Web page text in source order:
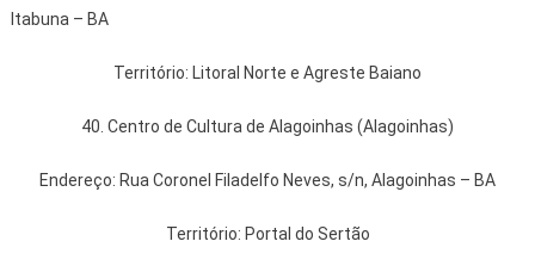
Itabuna – BA
Território: Litoral Norte e Agreste Baiano
40. Centro de Cultura de Alagoinhas (Alagoinhas)
Endereço: Rua Coronel Filadelfo Neves, s/n, Alagoinhas – BA
Território: Portal do Sertão